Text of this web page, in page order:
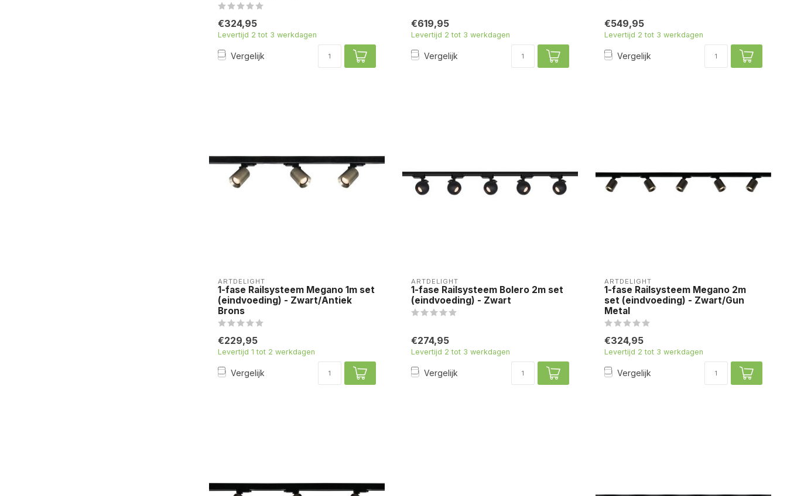
€324,95
Levertijd 2 tot 3 werkdagen
Vergelijk
€619,95
Levertijd 2 tot 3 werkdagen
Vergelijk
€549,95
Levertijd 2 tot 3 werkdagen
Vergelijk
ARTDELIGHT
1-fase Railsysteem Megano 1m set
(eindvoeding) - Zwart/Antiek
Brons
€229,95
Levertijd 1 tot 2 werkdagen
Vergelijk
ARTDELIGHT
1-fase Railsysteem Bolero 2m set
(eindvoeding) - Zwart
€274,95
Levertijd 2 tot 3 werkdagen
Vergelijk
ARTDELIGHT
1-fase Railsysteem Megano 2m
set (eindvoeding) - Zwart/Gun
Metal
€324,95
Levertijd 2 tot 3 werkdagen
Vergelijk